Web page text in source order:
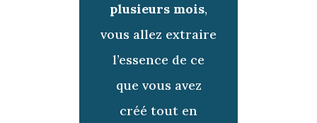
plusieurs mois,
vous allez extraire
l’essence de ce
que vous avez
créé tout en